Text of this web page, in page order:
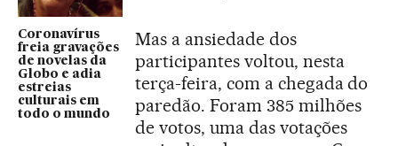
Coronavírus
freia gravações
de novelas da
Globo e adia
estreias
culturais em
todo o mundo
Mas a ansiedade dos
participantes voltou, nesta
terça-feira, com a chegada do
paredão. Foram 385 milhões
de votos, uma das votações